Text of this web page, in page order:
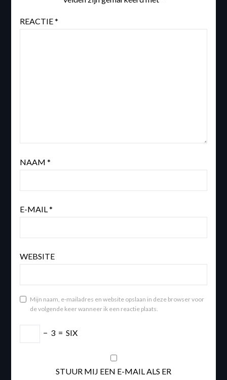
REACTIE*
NAAM *
E-MAIL*
WEBSITE
Mijn naam, e-mailadres en website opslaan in deze browser voor
de volgende keer wanneer ik een reactie plaats.
− 3 = SIX
STUUR MIJ EEN E-MAIL ALS ER